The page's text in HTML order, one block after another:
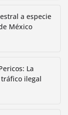
a especie
México
La
ilegal